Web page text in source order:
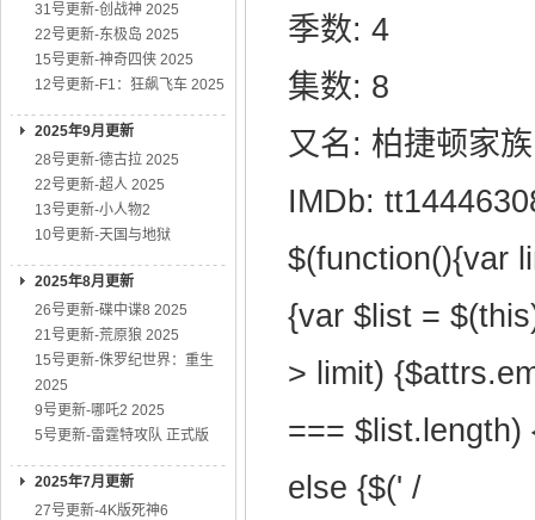
31号更新-创战神 2025
22号更新-东极岛 2025
15号更新-神奇四侠 2025
12号更新-F1：狂飙飞车 2025
2025年9月更新
28号更新-德古拉 2025
22号更新-超人 2025
13号更新-小人物2
10号更新-天国与地狱
2025年8月更新
26号更新-碟中谍8 2025
21号更新-荒原狼 2025
15号更新-侏罗纪世界：重生
2025
9号更新-哪吒2 2025
5号更新-雷霆特攻队 正式版
2025年7月更新
27号更新-4K版死神6
季数: 4
集数: 8
又名: 柏捷顿家
IMDb:
$(function(){var
{var $list =
> limit)
=== $list.length)
else {$(' /